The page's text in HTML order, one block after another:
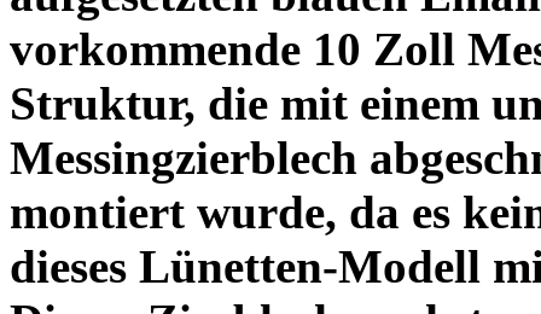
vorkommende 10 Zoll
Struktur, die mit einem
Messingzierblech
montiert wurde, da es
dieses Lünetten-Modell